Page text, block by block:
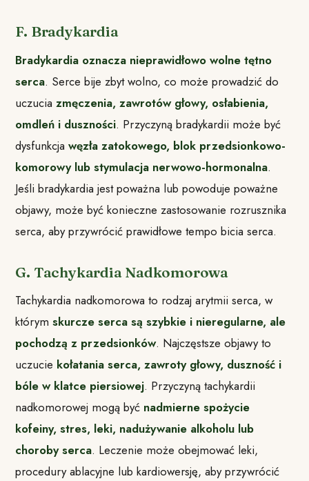
F. Bradykardia
Bradykardia oznacza nieprawidłowo wolne tętno
serca. Serce bije zbyt wolno, co może prowadzić do
uczuciazmęczenia, zawrotów głowy, osłabienia,
omdleń i duszności. Przyczyną bradykardii może być
dysfunkcjawęzła zatokowego, blok przedsionkowo-
komorowy lub stymulacja nerwowo-hormonalna.
Jeśli bradykardia jest poważna lub powoduje poważne
objawy, może być konieczne zastosowanie rozrusznika
serca, aby przywrócić prawidłowe tempo bicia serca.
G. Tachykardia Nadkomorowa
Tachykardia nadkomorowa to rodzaj arytmii serca, w
którymskurcze serca są szybkie i nieregularne, ale
pochodzą z przedsionków. Najczęstsze objawy to
uczucie kołatania serca, zawroty głowy, duszność i
bóle w klatce piersiowej. Przyczyną tachykardii
nadkomorowej mogą być nadmierne spożycie
kofeiny, stres, leki, nadużywanie alkoholu lub
choroby serca. Leczenie może obejmować leki,
procedury ablacyjne lub kardiowersję, aby przywrócić